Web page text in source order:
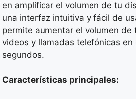
en amplificar el volumen de tu
una interfaz intuitiva y fácil de
permite aumentar el volumen de
videos y llamadas telefónicas en
segundos.
Características principales: